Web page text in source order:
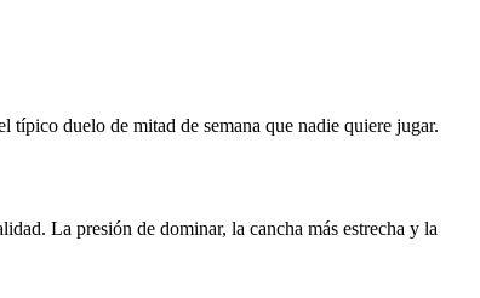
típico duelo de mitad de semana que nadie quiere jugar.
La presión de dominar, la cancha más estrecha y la